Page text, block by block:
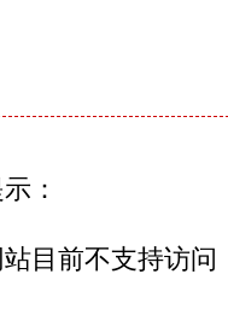
：
目前不支持访